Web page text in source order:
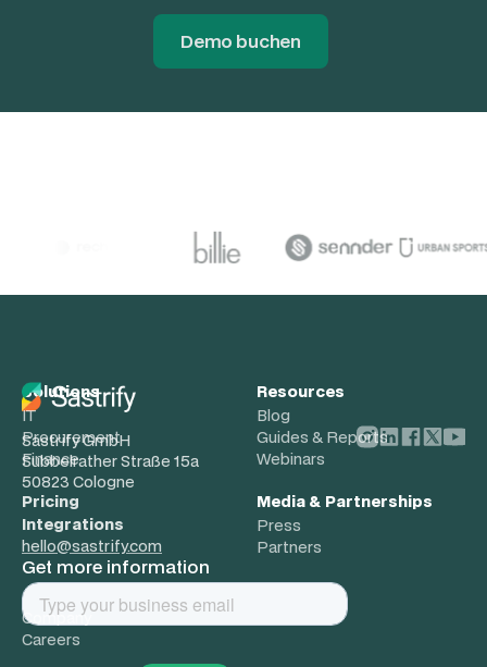
Demo buchen
Sastrify GmbH
Subbelrather Straße 15a
50823 Cologne
hello@sastrify.com
Get more information
Solutions
IT
Procurement
Finance
Pricing
Integrations
Media & Partnerships
Press
Partners
Resources
Blog
Guides & Reports
Webinars
About
Company
Careers